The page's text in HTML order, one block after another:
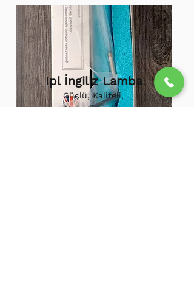
Ipl İngiliz Lamba
Güçlü, Kaliteli,
Uzun ömürlü,